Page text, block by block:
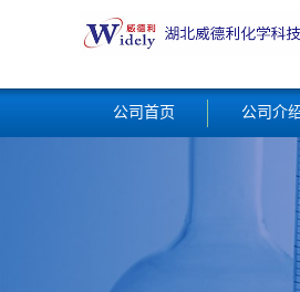
公司首页 公司介